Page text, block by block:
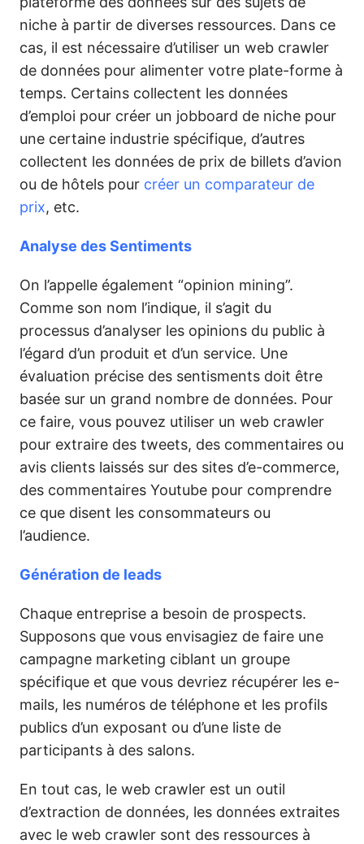
niche à partir de diverses ressources. Dans ce
cas, il est nécessaire d’utiliser un web crawler
de données pour alimenter votre plate-forme à
temps. Certains collectent les données
d’emploi pour créer un jobboard de niche pour
une certaine industrie spécifique, d’autres
collectent les données de prix de billets d’avion
ou de hôtels pour créer un comparateur de
prix, etc.
Analyse des Sentiments
On l’appelle également “opinion mining”.
Comme son nom l’indique, il s’agit du
processus d’analyser les opinions du public à
l’égard d’un produit et d’un service. Une
évaluation précise des sentisments doit être
basée sur un grand nombre de données. Pour
ce faire, vous pouvez utiliser un web crawler
pour extraire des tweets, des commentaires ou
avis clients laissés sur des sites d’e-commerce,
des commentaires Youtube pour comprendre
ce que disent les consommateurs ou
l’audience.
Génération de leads
Chaque entreprise a besoin de prospects.
Supposons que vous envisagiez de faire une
campagne marketing ciblant un groupe
spécifique et que vous devriez récupérer les e-
mails, les numéros de téléphone et les profils
publics d’un exposant ou d’une liste de
participants à des salons.
En tout cas, le web crawler est un outil
d’extraction de données, les données extraites
avec le web crawler sont des ressources à